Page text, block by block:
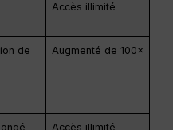
Accès illimité
de
Augmenté de 100×
Accès illimité